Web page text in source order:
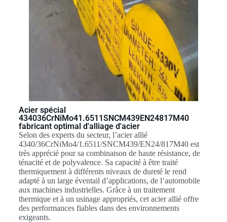
Acier spécial
434036CrNiMo41.6511SNCM439EN24817M40
fabricant optimal d'alliage d'acier
Selon des experts du secteur, l’acier allié
4340/36CrNiMo4/1.6511/SNCM439/EN24/817M40 est
très apprécié pour sa combinaison de haute résistance, de
ténacité et de polyvalence. Sa capacité à être traité
thermiquement à différents niveaux de dureté le rend
adapté à un large éventail d’applications, de l’automobile
aux machines industrielles. Grâce à un traitement
thermique et à un usinage appropriés, cet acier allié offre
des performances fiables dans des environnements
exigeants.